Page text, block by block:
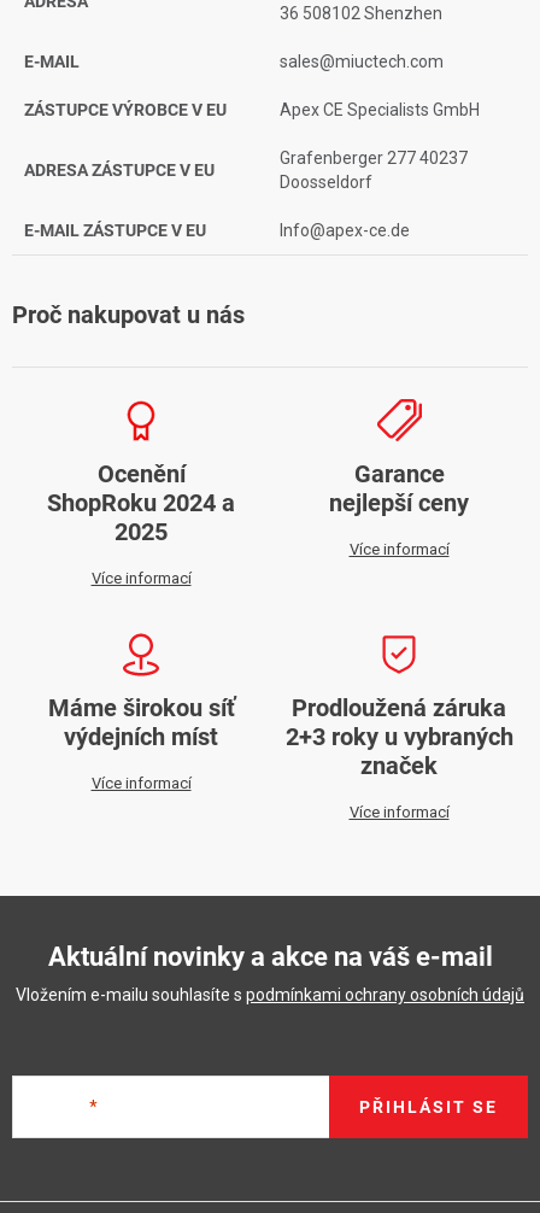
36 508102 Shenzhen
E-MAIL sales@miuctech.com
ZÁSTUPCE VÝROBCE V EU Apex CE Specialists GmbH
ADRESA ZÁSTUPCE V EU
Grafenberger 277 40237
Doosseldorf
E-MAIL ZÁSTUPCE V EU Info@apex-ce.de
Proč nakupovat u nás
Ocenění
ShopRoku 2024 a
2025
Více informací
Garance
nejlepší ceny
Více informací
Máme širokou síť
výdejních míst
Více informací
Prodloužená záruka
2+3 roky u vybraných
značek
Více informací
Aktuální novinky a akce na váš e-mail
Vložením e-mailu souhlasíte s podmínkami ochrany osobních údajů
PŘIHLÁSIT SE